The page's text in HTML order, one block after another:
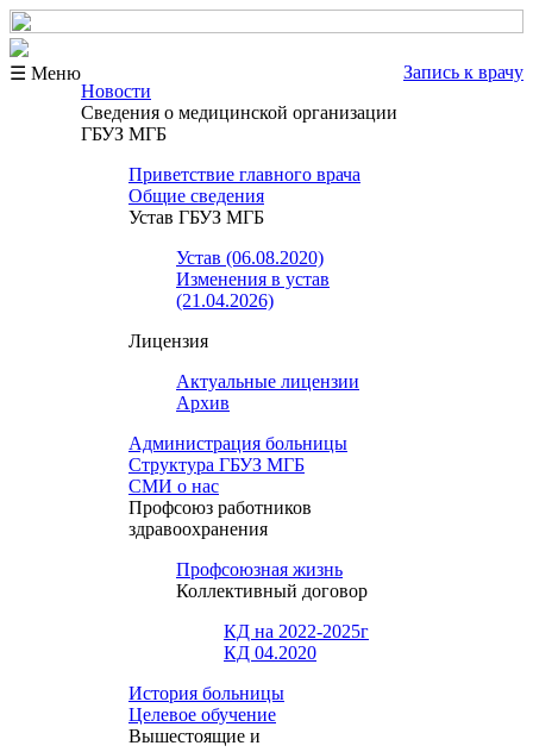
☰ Меню
Запись к врачу
Новости
Сведения о медицинской организации
ГБУЗ МГБ
Приветствие главного врача
Общие сведения
Устав ГБУЗ МГБ
Устав (06.08.2020)
Изменения в устав
(21.04.2026)
Лицензия
Актуальные лицензии
Архив
Администрация больницы
Структура ГБУЗ МГБ
СМИ о нас
Профсоюз работников
здравоохранения
Профсоюзная жизнь
Коллективный договор
КД на 2022-2025г
КД 04.2020
История больницы
Целевое обучение
Вышестоящие и